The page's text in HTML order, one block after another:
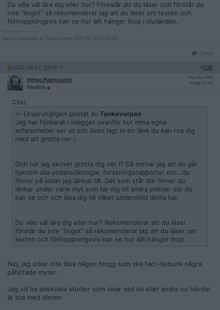
Du ville väl lära dig eller hur? Föreslår att du läser och förstår du
inte "lingot" så rekomenderar jag att du läser om texten och
förhoppningsvis kan se hur allt hänger ihop i slutändan..
Senast redigerad av Tankevurpan 2021-08-27 kl. 23:05.
Citera
2021-08-27, 23:08 #136
Helge.Palmcrantz
Medlem
Reg: Mar 2019
Inlägg: 24 122
Citat:
Ursprungligen postat av Tankevurpan
Jag har förklarat i inlägget ovanför hur mina egna
erfarenheter ser ut och även lagt in en länk du kan roa dig
med att grotta ner i.
Och när jag skriver grotta dig ner i? Då menar jag att du går
igenom alla undersökningar, forskningsrapporter etc...du
finner på sidan jag länkat till. Det som står där finner du
länkar under varje myt som tar dig till andra platser där du
kan se och och läsa dig till vilket understöd detta har.
Du ville väl lära dig eller hur? Rekomenderar att du läser
förstår du inte "lingot" så rekomenderar jag att du läser om
texten och förhoppningsvis kan se hur allt hänger ihop.
Nej, jag orkar inte läsa någon blogg som ska fact-debunk några
påhittade myter.
Jag vill ha adekvata studier som visar vad du eller andra nu hävdar
är bra med dieten